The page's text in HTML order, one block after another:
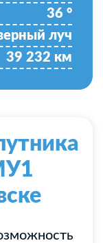
36 °
луч
39 232 км